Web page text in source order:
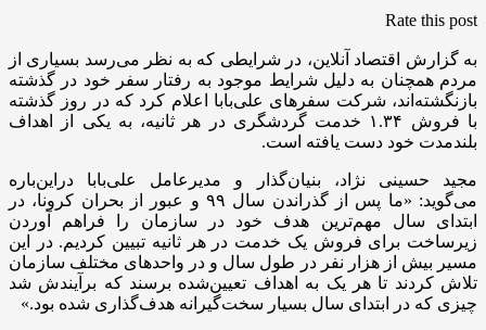
Rate this post
به گزارش اقتصاد آنلاین، در شرایطی که به نظر می‌رسد بسیاری از
مردم همچنان به دلیل شرایط موجود به رفتار سفر خود در گذشته
بازنگشته‌اند، شرکت سفرهای علی‌بابا اعلام کرد که در روز گذشته
با فروش ۱.۳۴ خدمت گردشگری در هر ثانیه، به یکی از اهداف
بلندمدت خود دست یافته است.
مجید حسینی نژاد، بنیان‌گذار و مدیرعامل علی‌بابا دراین‌باره
می‌گوید: «ما پس از گذراندن سال ۹۹ و عبور از بحران کرونا، در
ابتدای سال مهم‌ترین هدف خود در سازمان را فراهم آوردن
زیرساخت برای فروش یک خدمت در هر ثانیه تبیین کردیم. در این
مسیر بیش از هزار نفر در طول سال و در واحدهای مختلف سازمان
تلاش کردند تا هر یک به اهداف تعیین‌شده برسند که برآیندش شد
چیزی که در ابتدای سال بسیار سخت‌گیرانه هدف‌گذاری شده بود.»